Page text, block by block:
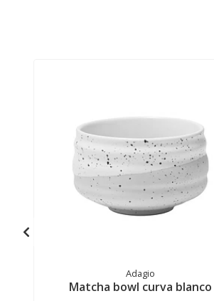
Adagio
Matcha bowl curva blanco